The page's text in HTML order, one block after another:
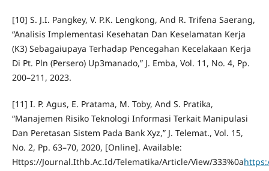
[10] S. J.I. Pangkey, V. P.K. Lengkong, And R. Trifena Saerang,
“Analisis Implementasi Kesehatan Dan Keselamatan Kerja
(K3) Sebagaiupaya Terhadap Pencegahan Kecelakaan Kerja
Di Pt. Pln (Persero) Up3manado,” J. Emba, Vol. 11, No. 4, Pp.
200–211, 2023.
[11] I. P. Agus, E. Pratama, M. Toby, And S. Pratika,
“Manajemen Risiko Teknologi Informasi Terkait Manipulasi
Dan Peretasan Sistem Pada Bank Xyz,” J. Telemat., Vol. 15,
No. 2, Pp. 63–70, 2020, [Online]. Available:
Https://Journal.Ithb.Ac.Id/Telematika/Article/View/333%0a